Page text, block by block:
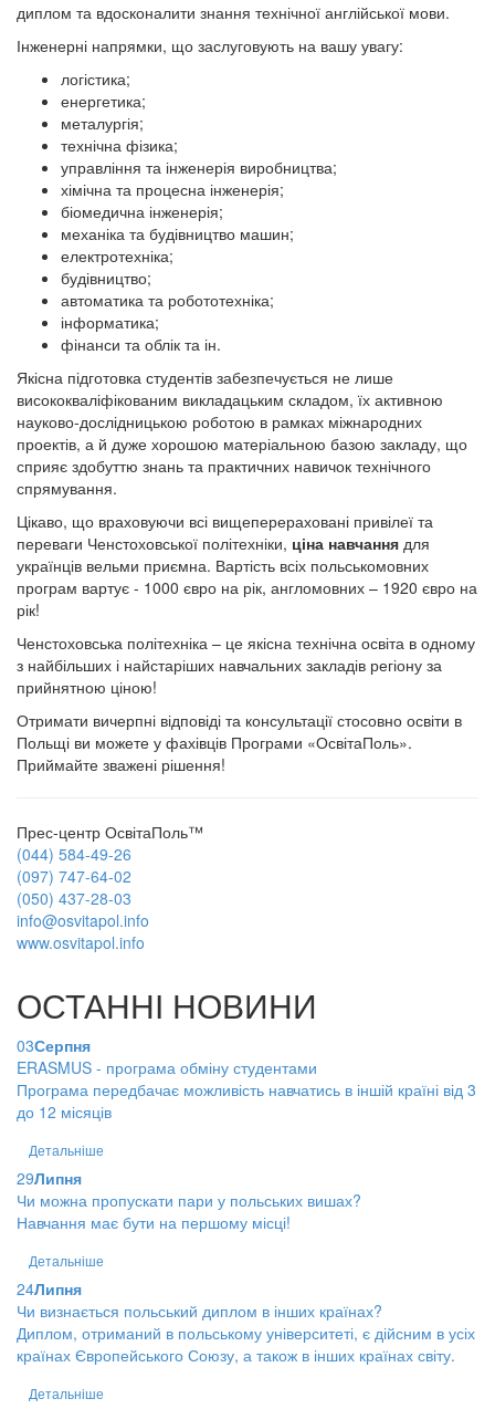
диплом та вдосконалити знання технічної англійської мови.
Інженерні напрямки, що заслуговують на вашу увагу:
логістика;
енергетика;
металургія;
технічна фізика;
управління та інженерія виробництва;
хімічна та процесна інженерія;
біомедична інженерія;
механіка та будівництво машин;
електротехніка;
будівництво;
автоматика та робототехніка;
інформатика;
фінанси та облік та ін.
Якісна підготовка студентів забезпечується не лише
висококваліфікованим викладацьким складом, їх активною
науково-дослідницькою роботою в рамках міжнародних
проектів, а й дуже хорошою матеріальною базою закладу, що
сприяє здобуттю знань та практичних навичок технічного
спрямування.
Цікаво, що враховуючи всі вищеперераховані привілеї та
переваги Ченстоховської політехніки, ціна навчання для
українців вельми приємна. Вартість всіх польськомовних
програм вартує - 1000 євро на рік, англомовних – 1920 євро на
рік!
Ченстоховська політехніка – це якісна технічна освіта в одному
з найбільших і найстаріших навчальних закладів регіону за
прийнятною ціною!
Отримати вичерпні відповіді та консультації стосовно освіти в
Польщі ви можете у фахівців Програми «ОсвітаПоль».
Приймайте зважені рішення!
Прес-центр ОсвітаПоль™
(044) 584-49-26
(097) 747-64-02
(050) 437-28-03
info@osvitapol.info
www.osvitapol.info
ОСТАННІ НОВИНИ
03Серпня
ERASMUS - програма обміну студентами
Програма передбачає можливість навчатись в іншій країні від 3
до 12 місяців
Детальніше
29Липня
Чи можна пропускати пари у польських вишах?
Навчання має бути на першому місці!
Детальніше
24Липня
Чи визнається польський диплом в інших країнах?
Диплом, отриманий в польському університеті, є дійсним в усіх
країнах Європейського Союзу, а також в інших країнах світу.
Детальніше